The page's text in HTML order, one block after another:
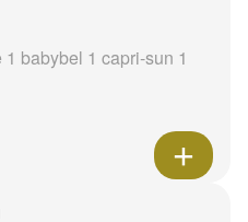
babybel 1 capri-sun 1